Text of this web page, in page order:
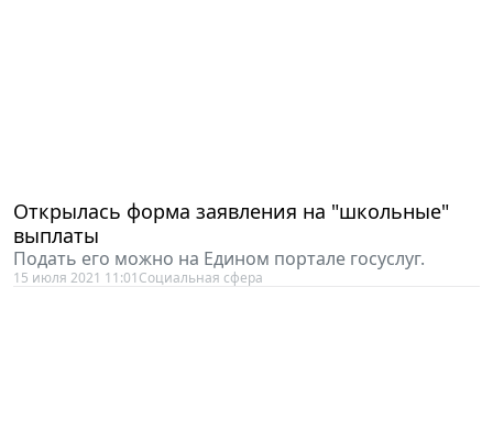
Открылась форма заявления на "школьные"
выплаты
Подать его можно на Едином портале госуслуг.
15 июля 2021 11:01 Социальная сфера